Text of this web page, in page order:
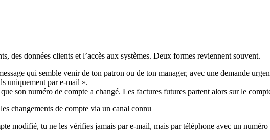
des données clients et l’accès aux systèmes. Deux formes reviennent souvent.
qui semble venir de ton patron ou de ton manager, avec une demande
uniquement par e-mail ».
son numéro de compte a changé. Les factures futures partent alors sur le
changements de compte via un canal connu
modifié, tu ne les vérifies jamais par e-mail, mais par téléphone avec un